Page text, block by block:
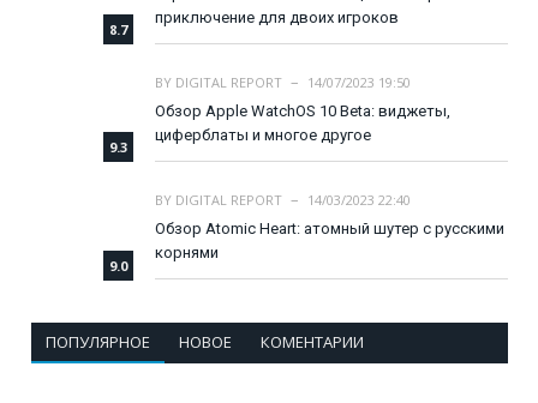
8.7
приключение для двоих игроков
9.3
BY DIGITAL REPORT
14/07/2023 19:50
Обзор Apple WatchOS 10 Beta: виджеты,
циферблаты и многое другое
9.0
BY DIGITAL REPORT
14/03/2023 22:40
Обзор Atomic Heart: атомный шутер с русскими
корнями
ПОПУЛЯРНОЕ НОВОЕ КОМЕНТАРИИ